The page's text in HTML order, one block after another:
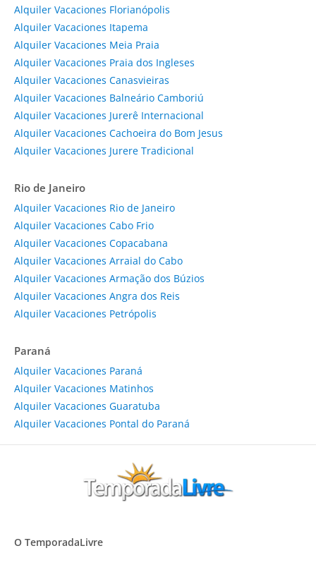
Alquiler Vacaciones Florianópolis
Alquiler Vacaciones Itapema
Alquiler Vacaciones Meia Praia
Alquiler Vacaciones Praia dos Ingleses
Alquiler Vacaciones Canasvieiras
Alquiler Vacaciones Balneário Camboriú
Alquiler Vacaciones Jurerê Internacional
Alquiler Vacaciones Cachoeira do Bom Jesus
Alquiler Vacaciones Jurere Tradicional
Rio de Janeiro
Alquiler Vacaciones Rio de Janeiro
Alquiler Vacaciones Cabo Frio
Alquiler Vacaciones Copacabana
Alquiler Vacaciones Arraial do Cabo
Alquiler Vacaciones Armação dos Búzios
Alquiler Vacaciones Angra dos Reis
Alquiler Vacaciones Petrópolis
Paraná
Alquiler Vacaciones Paraná
Alquiler Vacaciones Matinhos
Alquiler Vacaciones Guaratuba
Alquiler Vacaciones Pontal do Paraná
O TemporadaLivre